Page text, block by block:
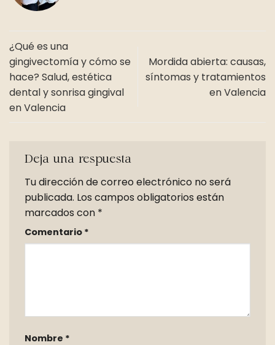
¿Qué es una
gingivectomía y cómo se
hace? Salud, estética
dental y sonrisa gingival
en Valencia
Mordida abierta: causas,
síntomas y tratamientos
en Valencia
Deja una respuesta
Tu dirección de correo electrónico no será
publicada. Los campos obligatorios están
marcados con *
Comentario *
Nombre *